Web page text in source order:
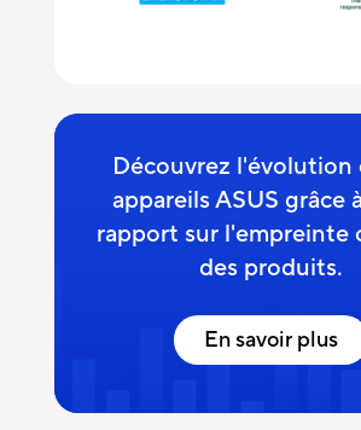
Découvrez l'évolution
appareils ASUS grâce
rapport sur l'empreinte
des produits.
En savoir plus